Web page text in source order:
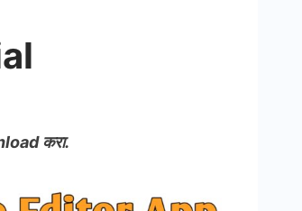
करा.